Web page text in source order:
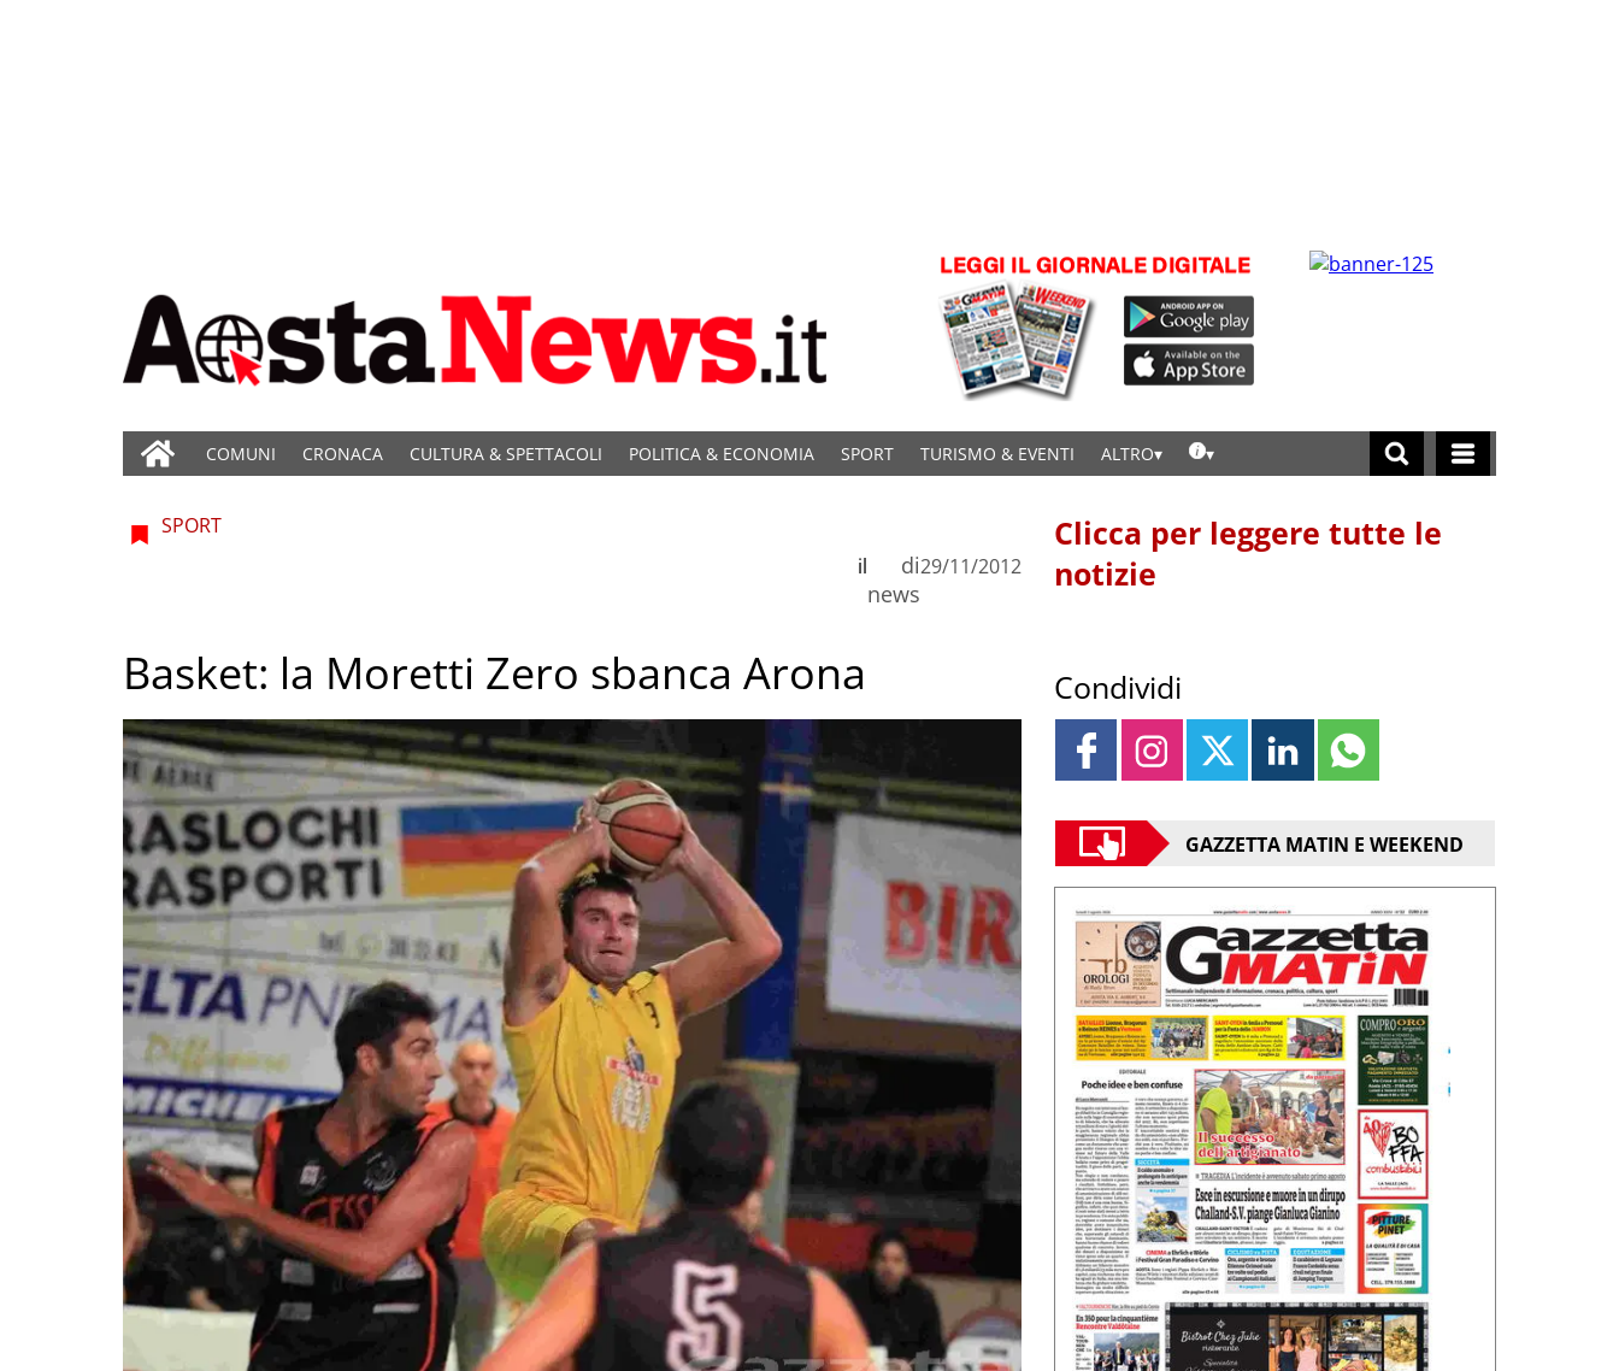
COMUNI CRONACA CULTURA & SPETTACOLI POLITICA & ECONOMIA SPORT TURISMO & EVENTI ALTRO
SPORT
di
news
il 29/11/2012
Basket: la Moretti Zero sbanca Arona
Clicca per leggere tutte le
notizie
Condividi
GAZZETTA MATIN E WEEKEND